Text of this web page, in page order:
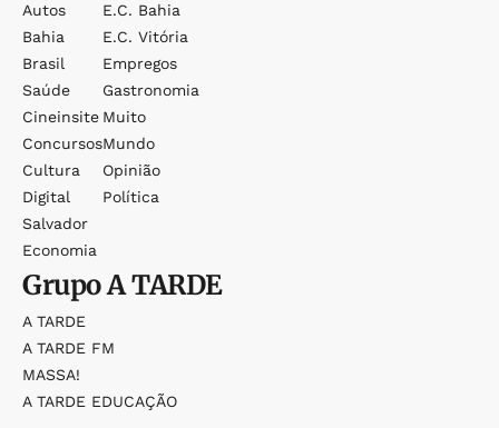
Autos
Bahia
Brasil
Saúde
Cineinsite
Concursos
Cultura
Digital
Salvador
Economia
E.c. Bahia
E.c. Vitória
Empregos
Gastronomia
Muito
Mundo
Opinião
Política
GrupoA TARDE
A TARDE
A TARDE FM
MASSA!
A TARDE EDUCAÇÃO